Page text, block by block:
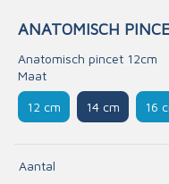
ANATOMISCH
Anatomisch pincet 12cm
Maat
12 cm 14 cm 16
Aantal